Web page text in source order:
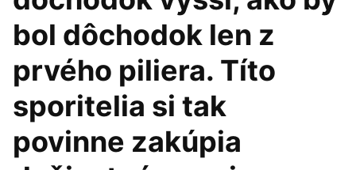
bol dôchodok len z
prvého piliera. Títo
sporitelia si tak
povinne zakúpia